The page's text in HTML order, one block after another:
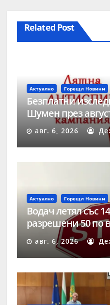
Related Post
Актуално Горещи Новини
Безплатни
Шумен през
авг. 6, 2026
Актуално Горещи Новини
Водач летял със
разрешени 50 по
„Скорост“ в Шумен
авг. 6, 2026